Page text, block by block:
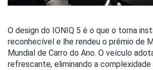
O design do IONIQ 5 é o que o torna
reconhecível e lhe rendeu o prêmio de
Mundial de Carro do Ano. O veículo
refrescante, eliminando a